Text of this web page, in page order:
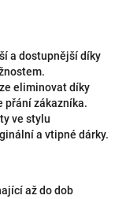
a dostupnější díky
eliminovat díky
přání zákazníka.
ve stylu
a vtipné dárky.
až do dob